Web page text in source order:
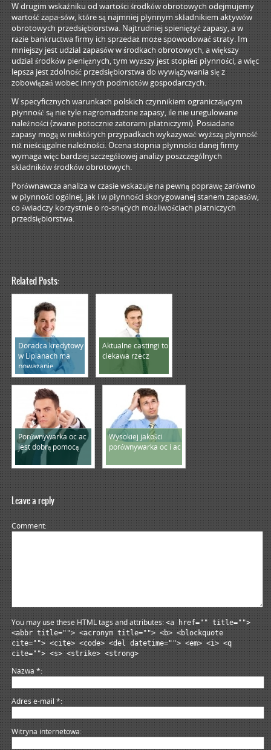
W drugim wskaźniku od wartości środków obrotowych odejmujemy
wartość zapa-sów, które są najmniej płynnym składnikiem aktywów
obrotowych przedsiębiorstwa. Najtrudniej spieniężyć zapasy, a w
razie bankructwa firmy ich sprzedaż może spowodować straty. Im
mniejszy jest udział zapasów w środkach obrotowych, a większy
udział środków pieniężnych, tym wyższy jest stopień płynności, a więc
lepsza jest zdolność przedsiębiorstwa do wywiązywania się z
zobowiązań wobec innych podmiotów gospodarczych.
W specyficznych warunkach polskich czynnikiem ograniczającym
płynność są nie tyle nagromadzone zapasy, ile nie uregulowane
należności (zwane potocznie zatorami płatniczymi). Posiadane
zapasy mogą w niektórych przypadkach wykazywać wyższą płynność
niż nieściągalne należności. Ocena stopnia płynności danej firmy
wymaga więc bardziej szczegółowej analizy poszczególnych
składników środków obrotowych.
Porównawcza analiza w czasie wskazuje na pewną poprawę zarówno
w płynności ogólnej, jak i w płynności skorygowanej stanem zapasów,
co świadczy korzystnie o ro-snących możliwościach płatniczych
przedsiębiorstwa.
Related Posts:
Doradca kredytowy
w Lipianach ma
poważanie
Aktualne castingi to
ciekawa rzecz
Porównywarka oc ac
jest dobrą pomocą
Wysokiej jakości
porównywarka oc i ac
Leave a reply
Comment
You may use these HTML tags and attributes:<a href="" title="">
<abbr title=""> <acronym title=""> <b> <blockquote
cite=""> <cite> <code> <del datetime=""> <em> <i> <q
cite=""> <s> <strike> <strong>
Nazwa*
Adres e-mail*
Witryna internetowa